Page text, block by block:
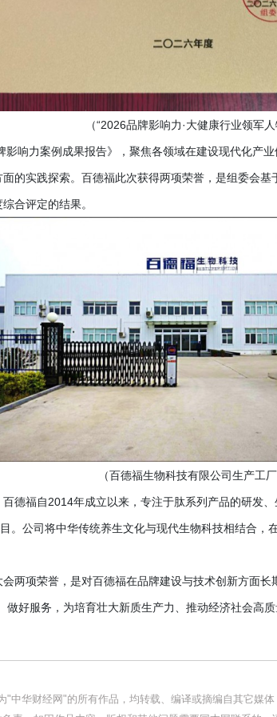
（“2026品牌影响力·大健康行业领军人
影响力案例成果报告》，聚焦各领域在建设现代化产
的实践探索。百德福此次获得两项荣誉，是组委会
合评定的结果。
（百德福生物科技有限公司生产工厂
德福自2014年成立以来，专注于肽系列产品的研发
。公司将中华传统养生文化与现代生物科技相结合
两项荣誉，是对百德福在品牌建设与技术创新方面
做好服务，为培育壮大新质生产力、推动经济社会高质
"中华财经网"的所有作品，均转载、编译或摘编自其它媒